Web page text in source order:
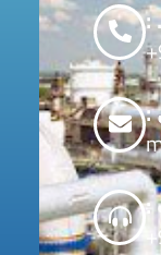
:
:
: